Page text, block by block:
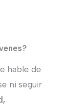
hable de
ni seguir